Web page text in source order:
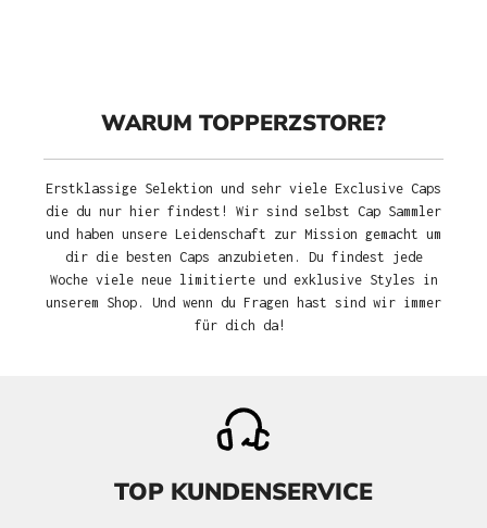
WARUM TOPPERZSTORE?
Erstklassige Selektion und sehr viele Exclusive Caps
die du nur hier findest! Wir sind selbst Cap Sammler
und haben unsere Leidenschaft zur Mission gemacht um
dir die besten Caps anzubieten. Du findest jede
Woche viele neue limitierte und exklusive Styles in
unserem Shop. Und wenn du Fragen hast sind wir immer
für dich da!
TOP KUNDENSERVICE